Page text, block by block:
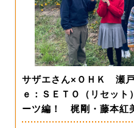
サザエさん×ＯＨＫ 瀬
ｅ：ＳＥＴＯ（リセッ
ーツ編！ 梶剛・藤本紅